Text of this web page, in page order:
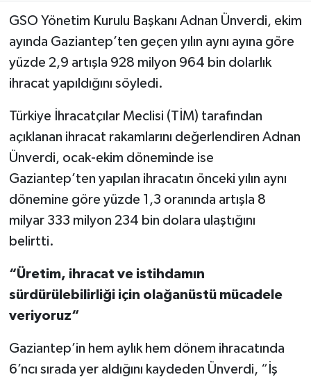
GSO Yönetim Kurulu Başkanı Adnan Ünverdi, ekim
ayında Gaziantep’ten geçen yılın aynı ayına göre
yüzde 2,9 artışla 928 milyon 964 bin dolarlık
ihracat yapıldığını söyledi.
Türkiye İhracatçılar Meclisi (TİM) tarafından
açıklanan ihracat rakamlarını değerlendiren Adnan
Ünverdi, ocak-ekim döneminde ise
Gaziantep’ten yapılan ihracatın önceki yılın aynı
dönemine göre yüzde 1,3 oranında artışla 8
milyar 333 milyon 234 bin dolara ulaştığını
belirtti.
“Üretim, ihracat ve istihdamın
sürdürülebilirliği için olağanüstü mücadele
veriyoruz“
Gaziantep’in hem aylık hem dönem ihracatında
6’ncı sırada yer aldığını kaydeden Ünverdi, “İş
Siyaset
Spor
Türkiye
Video Haber
Yaşam
Yeme-İçme
Yemek